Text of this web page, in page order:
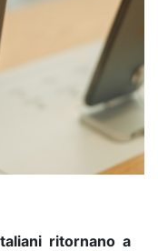
ritornano a